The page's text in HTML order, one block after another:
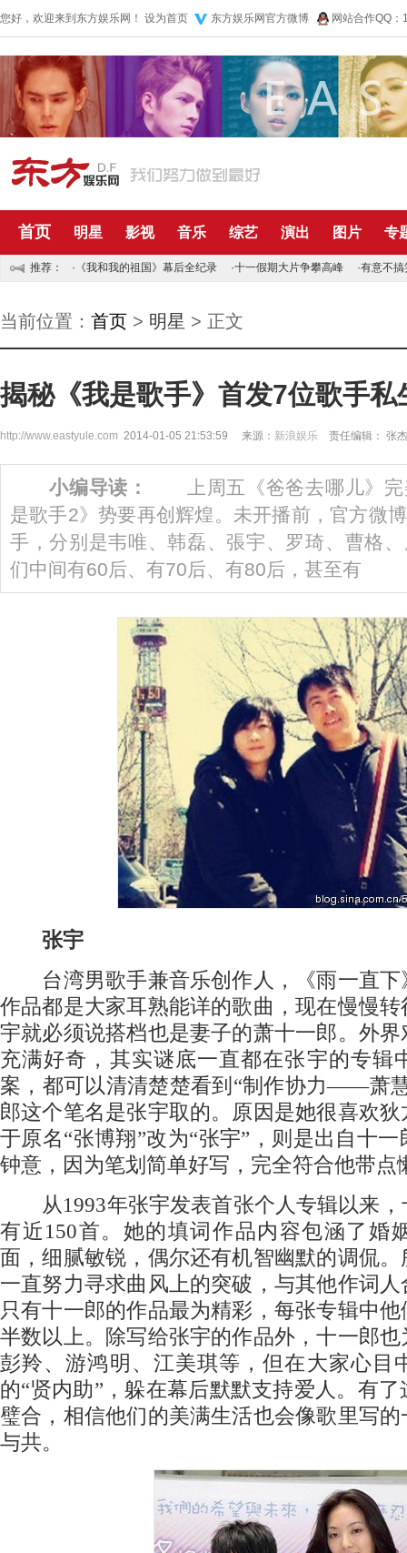
您好，欢迎来到东方娱乐网！ 设为首页 东方娱乐网官方微博 网站合作QQ
首页 明星 影视 音乐 综艺 演出 图片 专
推荐： · 《我和我的祖国》幕后全纪录 ·十一假期大片争攀高峰 ·有意不搞
当前位置： 首页 > 明星 > 正文
揭秘《我是歌手》首发7位歌手私
http://www.eastyule.com 2014-01-05 21:53:59 来源： 新浪娱乐 责任编辑： 张杰
小编导读：
上周五《爸爸去哪儿》完
是歌手2》势要再创辉煌。未开播前，官方微
手，分别是韦唯、韩磊、張宇、罗琦、曹格
们中间有60后、有70后、有80后，甚至有
张宇
台湾男歌手兼音乐创作人，《雨一直下
作品都是大家耳熟能详的歌曲，现在慢慢
宇就必须说搭档也是妻子的萧十一郎。外
充满好奇，其实谜底一直都在张宇的专辑
案，都可以清清楚楚看到“制作协力——萧
郎这个笔名是张宇取的。原因是她很喜欢
于原名“张博翔”改为“张宇”，则是出自十
钟意，因为笔划简单好写，完全符合他带点
从1993年张宇发表首张个人专辑以来，
有近150首。她的填词作品内容包涵了婚
面，细腻敏锐，偶尔还有机智幽默的调侃
一直努力寻求曲风上的突破，与其他作词
只有十一郎的作品最为精彩，每张专辑中
半数以上。除写给张宇的作品外，十一郎
彭羚、游鸿明、江美琪等，但在大家心目
的“贤内助”，躲在幕后默默支持爱人。有
璧合，相信他们的美满生活也会像歌里写
与共。